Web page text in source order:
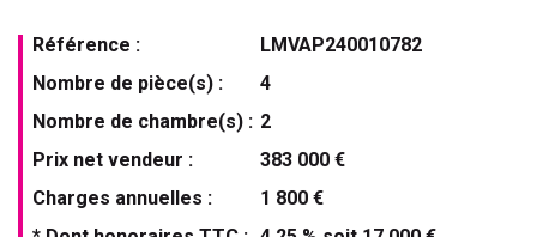
Référence :
LMVAP240010782
Nombre de pièce(s) :
4
Nombre de chambre(s) : 2
Prix net vendeur :
383 000 €
Charges annuelles :
1 800 €